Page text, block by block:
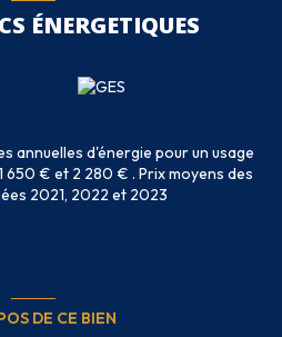
ÉNERGETIQUES
annuelles d'énergie pour un usage
€ et 2 280 € . Prix moyens des
2021, 2022 et 2023
DE CE BIEN